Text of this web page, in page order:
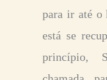
para ir até o
está se
princípio,